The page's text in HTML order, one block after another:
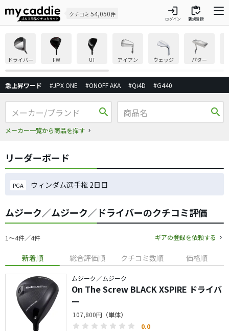
クチコミ 54,050件 login
ログイン
inventory
新規登録
ドライバー FW UT アイアン ウェッジ パター
急上昇ワード #JPX ONE #ONOFF AKA #Qi4D #G440
search
メーカー一覧から商品を探す
search
リーダーボード
PGA ウィンダム選手権 2日目
ムジーク／ムジーク／ドライバーのクチコミ評価
1〜4件／4件 ギアの登録を依頼する
新着順 総合評価順 クチコミ数順 価格順
ムジーク／ムジーク
On The Screw BLACK XSPIRE ドライバ
ー
107,800円（単体）
0.0